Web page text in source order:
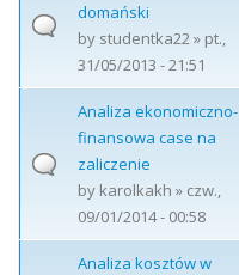
domański
by studentka22» pt.,
31/05/2013 - 21:51
Analiza ekonomiczno-
finansowa case na
zaliczenie
by karolkakh » czw.,
09/01/2014 - 00:58
Analiza kosztów w